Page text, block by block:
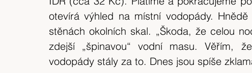
otevírá výhled na místní vodopády.
stěnách okolních skal. „Škoda, že celou
zdejší „špinavou“ vodní masu. Věřím,
vodopády stály za to. Dnes jsou spíše